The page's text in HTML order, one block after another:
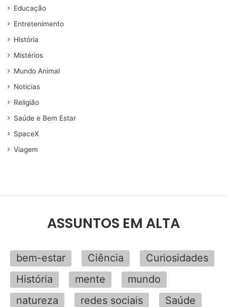
Educação
Entretenimento
História
Mistérios
Mundo Animal
Noticias
Religião
Saúde e Bem Estar
SpaceX
Viagem
ASSUNTOS EM ALTA
bem-estar Ciência
Curiosidades
História
mente
mundo
natureza
redes sociais
Saúde